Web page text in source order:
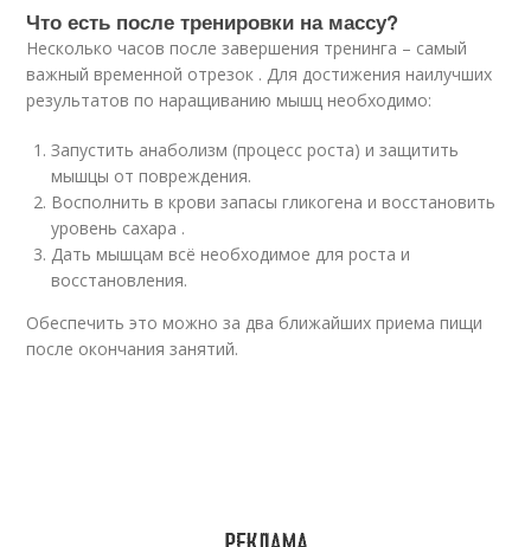
Что есть после тренировки на массу?
Несколько часов после завершения тренинга – самый
важный временной отрезок . Для достижения наилучших
результатов по наращиванию мышц необходимо:
Запустить анаболизм (процесс роста) и защитить
мышцы от повреждения.
Восполнить в крови запасы гликогена и восстановить
уровень сахара .
Дать мышцам всё необходимое для роста и
восстановления.
Обеспечить это можно за два ближайших приема пищи
после окончания занятий.